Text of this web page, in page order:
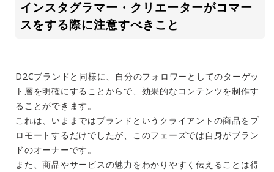
インスタグラマー・クリエーターがコマー
スをする際に注意すべきこと
D2Cブランドと同様に、自分のフォロワーとしてのターゲッ
ト層を明確にすることからで、効果的なコンテンツを制作す
ることができます。
これは、いままではブランドというクライアントの商品をプ
ロモートするだけでしたが、このフェーズでは自身がブラン
ドのオーナーです。
また、商品やサービスの魅力をわかりやすく伝えることは得